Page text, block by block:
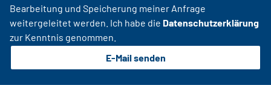
Bearbeitung und Speicherung meiner Anfrage
weitergeleitet werden. Ich habe die Datenschutzerklärung
zur Kenntnis genommen.
E-Mail senden